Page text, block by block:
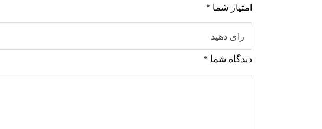
امتیاز شما*
دیدگاه شما *